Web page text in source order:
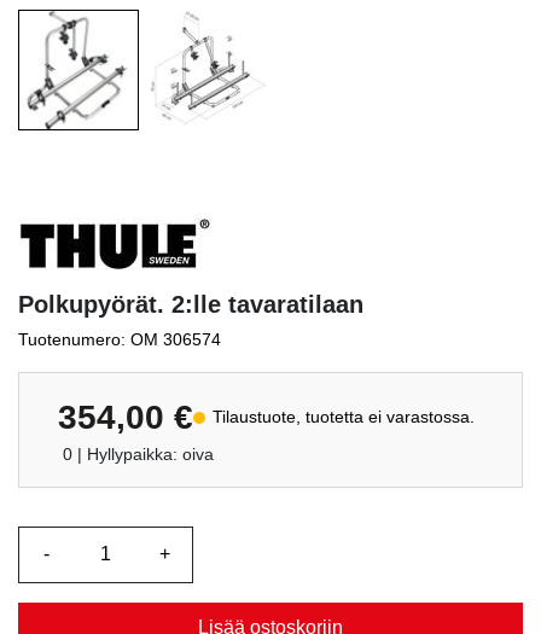
Polkupyörät. 2:lle tavaratilaan
Tuotenumero: OM 306574
354,00 € Tilaustuote, tuotetta ei varastossa.
0 | Hyllypaikka: oiva
Lisää ostoskoriin